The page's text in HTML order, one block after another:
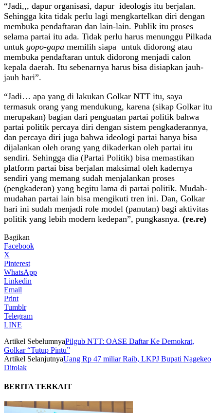
“Jadi,,, dapur organisasi, dapur ideologis itu berjalan.
Sehingga kita tidak perlu lagi mengkartelkan diri dengan
membuka pendaftaran dan lain-lain. Publik itu proses
selama partai itu ada. Tidak perlu harus menunggu Pilkada
untuk gopo-gapa memilih siapa untuk didorong atau
membuka pendaftaran untuk didorong menjadi calon
kepala daerah. Itu sebenarnya harus bisa disiapkan jauh-
jauh hari”.
“Jadi… apa yang di lakukan Golkar NTT itu, saya
termasuk orang yang mendukung, karena (sikap Golkar itu
merupakan) bagian dari penguatan partai politik bahwa
partai politik percaya diri dengan sistem pengkaderannya,
dan percaya diri juga bahwa ideologi partai hanya bisa
dijalankan oleh orang yang dikaderkan oleh partai itu
sendiri. Sehingga dia (Partai Politik) bisa memastikan
platform partai bisa berjalan maksimal oleh kadernya
sendiri yang memang sudah menjalankan proses
(pengkaderan) yang begitu lama di partai politik. Mudah-
mudahan partai lain bisa mengikuti tren ini. Dan, Golkar
hari ini sudah menjadi role model (panutan) bagi aktivitas
politik yang lebih modern kedepan”, pungkasnya. (re.re)
Bagikan
Facebook
X
Pinterest
WhatsApp
Linkedin
Email
Print
Tumblr
Telegram
LINE
Artikel SebelumnyaPilgub NTT: OASE Daftar Ke Demokrat,
Golkar “Tutup Pintu”
Artikel SelanjutnyaUang Rp 47 miliar Raib, LKPJ Bupati Nagekeo
Ditolak
BERITA TERKAIT